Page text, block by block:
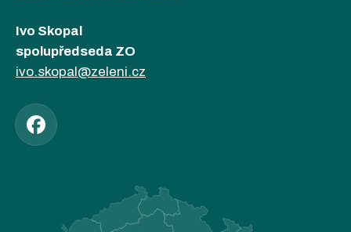
Ivo Skopal
spolupředseda ZO
ivo.skopal@zeleni.cz